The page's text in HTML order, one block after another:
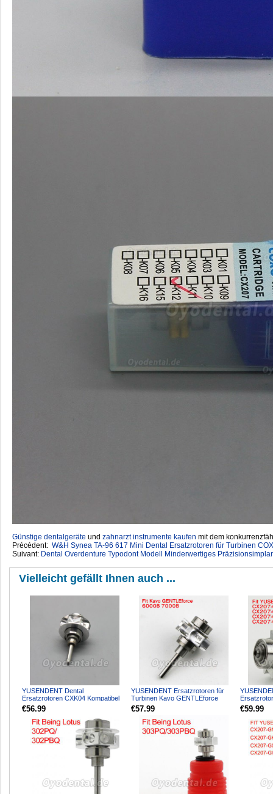
Günstige dentalgeräte ‎ und zahnarzt instrumente kaufen mit dem
Précédent: W&H Synea TA-96 617 Mini Dental Ersatzrotoren für Turbinen
Suivant: Dental Overdenture Typodont Modell Minderwertiges
Vielleicht gefällt Ihnen auch ...
YUSENDENT Dental
Ersatzrotoren CXK04 Kompatibel
mit KAVO 8000
€56.99
YUSENDENT Ersatzrotoren für
Turbinen Kavo GENTLEforce
6000B 7000B K16 Kompatibel
€57.99
Glasfaser
Handstück
€59.99